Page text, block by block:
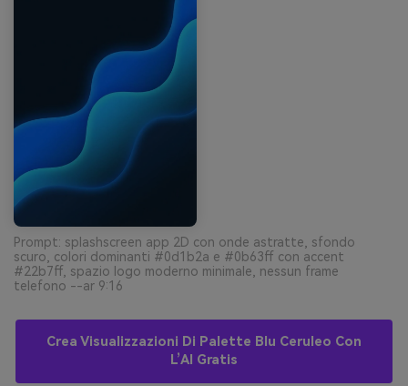
Prompt: splashscreen app 2D con onde astratte, sfondo
scuro, colori dominanti #0d1b2a e #0b63ff con accent
#22b7ff, spazio logo moderno minimale, nessun frame
telefono --ar 9:16
Crea Visualizzazioni Di Palette Blu Ceruleo Con
L’AI Gratis